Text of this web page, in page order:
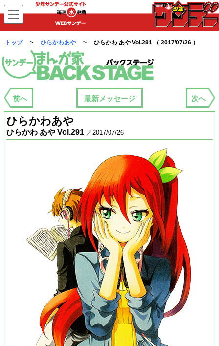
WEBサンデー
トップ> ひらかわあや > ひらかわ あや Vol.291 （ 2017/07/26 ）
まんが家バックステージ
前へ 最新メッセージ 次へ
ひらかわあや
ひらかわ あや Vol.291 ／2017/07/26